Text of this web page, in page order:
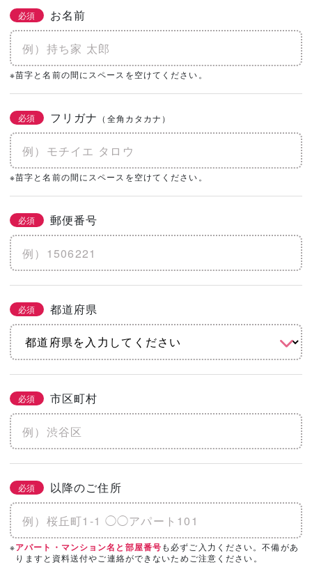
必須 お名前
※苗字と名前の間にスペースを空けてください。
必須 フリガナ （全角カタカナ）
※苗字と名前の間にスペースを空けてください。
必須 郵便番号
必須 都道府県
必須 市区町村
必須 以降のご住所
※アパート・マンション名と部屋番号も必ずご入力ください。不備があ
りますと資料送付やご連絡ができないためご注意ください。